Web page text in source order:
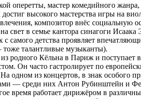
оперетты, мастер комедийного
высокого мастерства игры на
композитор внёс
свет в семье кантора синагоги
детства проявляет
тоже талантливые музыканты).
родного Кёльна в Париж и поступает
Он часто гастролирует по
одном из концертов, в знак особого
— среди них Антон Рубинштейн и
время работает дирижёром в